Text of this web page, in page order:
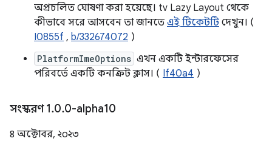
অপ্রচলিত ঘোষণা করা হয়েছে। tv Lazy Layout থেকে
কীভাবে সরে আসবেন তা জানতে এই টিকেটটি দেখুন। (
I0855f , b/332674072 )
PlatformImeOptions এখন একটি ইন্টারফেসের
পরিবর্তে একটি কনক্রিট ক্লাস। ( If40a4 )
সংস্করণ 1.0.0-alpha10
৪ অক্টোবর, ২০২৩